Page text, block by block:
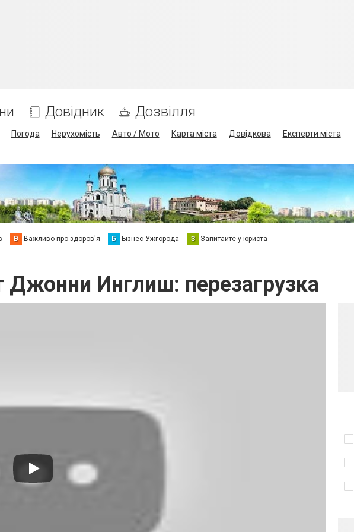
Довідник Дозвілля
Погода Нерухомість Авто / Мото Карта міста Довідкова Експерти міста
В Важливо про здоров'я Б Бізнес Ужгорода З Запитайте у юриста
Джонни Инглиш: перезагрузка